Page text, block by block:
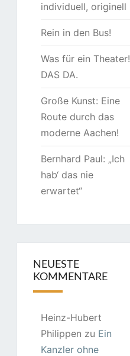
individuell, originell
Rein in den Bus!
Was für ein Theater!
DAS DA.
Große Kunst: Eine
Route durch das
moderne Aachen!
Bernhard Paul: „Ich
hab‘ das nie
erwartet“
NEUESTE
KOMMENTARE
Heinz-Hubert
Philippen zu Ein
Kanzler ohne